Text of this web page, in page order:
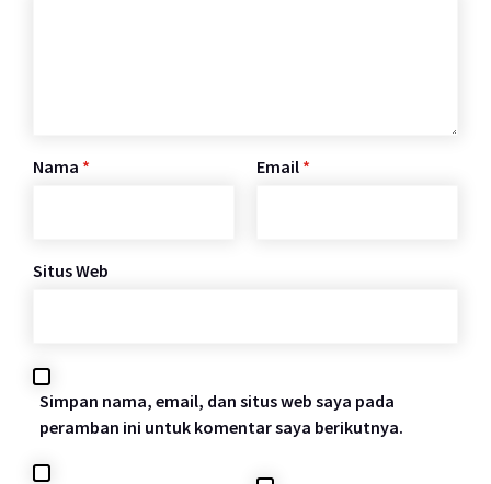
Nama * Email *
Situs Web
Simpan nama, email, dan situs web saya pada
peramban ini untuk komentar saya berikutnya.